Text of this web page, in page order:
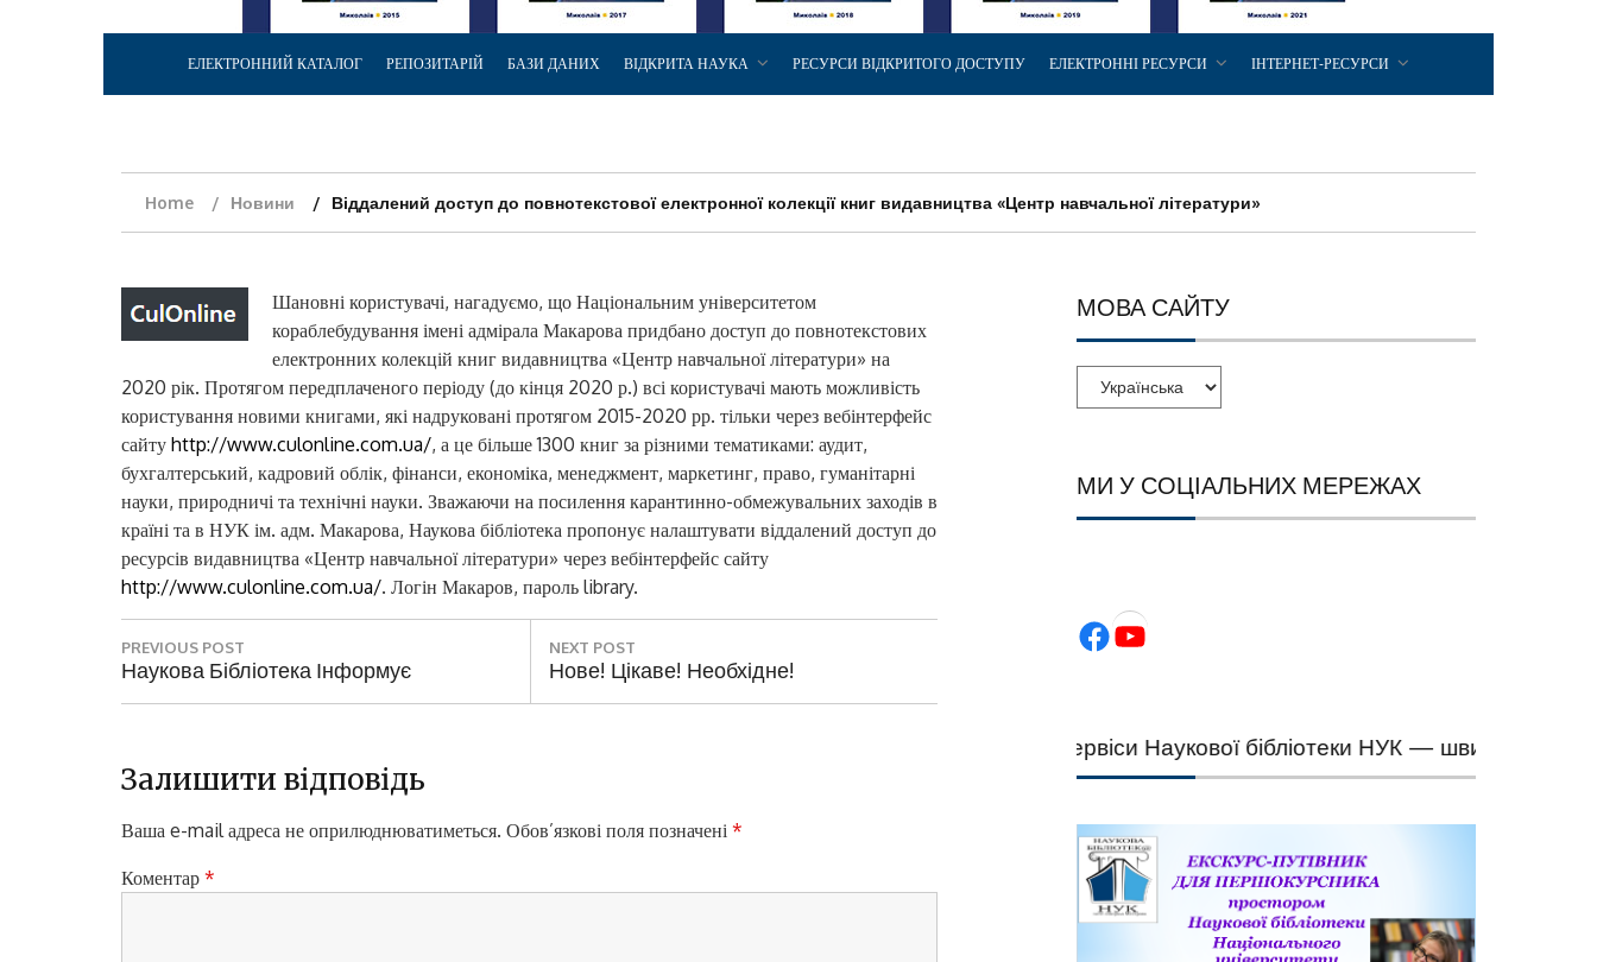
ЕЛЕКТРОННИЙ КАТАЛОГ РЕПОЗИТАРІЙ БАЗИ ДАНИХ ВІДКРИТА НАУКА РЕСУРСИ ВІДКРИТОГО ДОСТУПУ ЕЛЕКТРОННІ РЕСУРСИ ІНТЕРНЕТ-РЕСУРСИ
Home Новини Віддалений доступ до повнотекстової електронної колекції книг видавництва «Центр навчальної літератури»
Шановні користувачі, нагадуємо, що Національним університетом
кораблебудування імені адмірала Макарова придбано доступ до повнотекстових
електронних колекцій книг видавництва «Центр навчальної літератури» на
2020 рік. Протягом передплаченого періоду (до кінця 2020 р.) всі користувачі мають можливість
користування новими книгами, які надруковані протягом 2015-2020 рр. тільки через вебінтерфейс
сайту http://www.culonline.com.ua/, а це більше 1300 книг за різними тематиками: аудит,
бухгалтерський, кадровий облік, фінанси, економіка, менеджмент, маркетинг, право, гуманітарні
науки, природничі та технічні науки. Зважаючи на посилення карантинно-обмежувальних заходів в
країні та в НУК ім. адм. Макарова, Наукова бібліотека пропонує налаштувати віддалений доступ до
ресурсів видавництва «Центр навчальної літератури» через вебінтерфейс сайту
http://www.culonline.com.ua/. Логін Макаров, пароль library.
Н
а
в
г
а
ц
PREVIOUS POST
P
I
U
P
Наукова Бібліотека Інформує
NEXT POST
N
S
Нове! Цікаве! Необхідне!
Залишити відповідь
Ваша e-mail адреса не оприлюднюватиметься. Обов’язкові поля позначені *
Коментар *
МОВА САЙТУ
МИ У СОЦІАЛЬНИХ МЕРЕЖАХ
Facebook YouTube
Цифрові сервіси Наукової бібліотеки НУК — швидкий підбір